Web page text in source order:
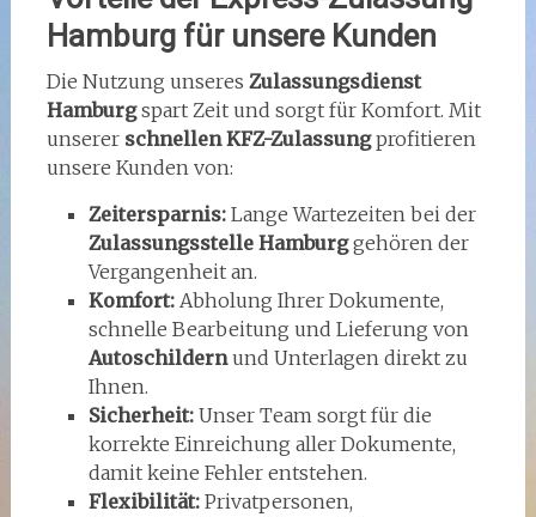
Hamburg für unsere Kunden
Die Nutzung unseres Zulassungsdienst
Hamburgspart Zeit und sorgt für Komfort. Mit
unserer schnellen KFZ-Zulassungprofitieren
unsere Kunden von:
Zeitersparnis:Lange Wartezeiten bei der
Zulassungsstelle Hamburggehören der
Vergangenheit an.
Komfort:Abholung Ihrer Dokumente,
schnelle Bearbeitung und Lieferung von
Autoschildernund Unterlagen direkt zu
Ihnen.
Sicherheit:Unser Team sorgt für die
korrekte Einreichung aller Dokumente,
damit keine Fehler entstehen.
Flexibilität:Privatpersonen,